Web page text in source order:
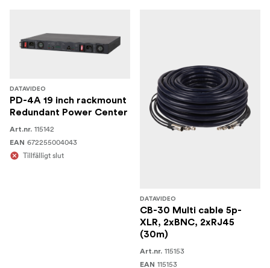
DATAVIDEO
PD-4A 19 inch rackmount
Redundant Power Center
Art.nr. 115142
EAN 672255004043
Tillfälligt slut
DATAVIDEO
CB-30 Multi cable 5p-
XLR, 2xBNC, 2xRJ45
(30m)
Art.nr. 115153
EAN 115153